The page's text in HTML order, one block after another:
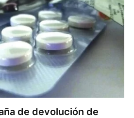
de devolución de